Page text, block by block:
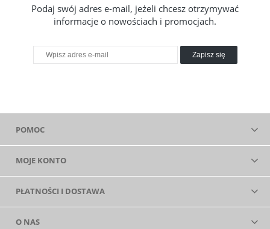
Podaj swój adres e-mail, jeżeli chcesz otrzymywać
informacje o nowościach i promocjach.
Zapisz się
POMOC
MOJE KONTO
PŁATNOŚCI I DOSTAWA
O NAS